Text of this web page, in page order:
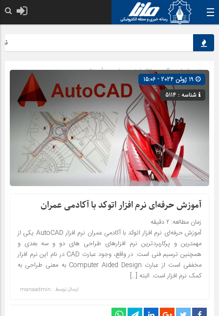
صفحه اصلی» گروه »تکنولوژی»علمی و آموزشی
شناسه : 5114
آموزش حرفه‌ای نرم افزار اتوکد با آکادمی عمران
زمان مطالعه: ۲ دقیقه
آموزش حرفه‌ای نرم افزار اتوکد با آکادمی عمران نرم افزار AutoCAD یکی از
مهمترین و پرکاربردترین نرم افزارهای طراحی های دو و سه بعدی و
همچنین ترسیم فنی است. در واقع، وجود عبارت CAD در نام این نرم افزار
مخففی است از عبارت Computer Aided Design به معنی طراحی به
کمک نرم افزار است. البته […]
ارسال توسط : manaadmin